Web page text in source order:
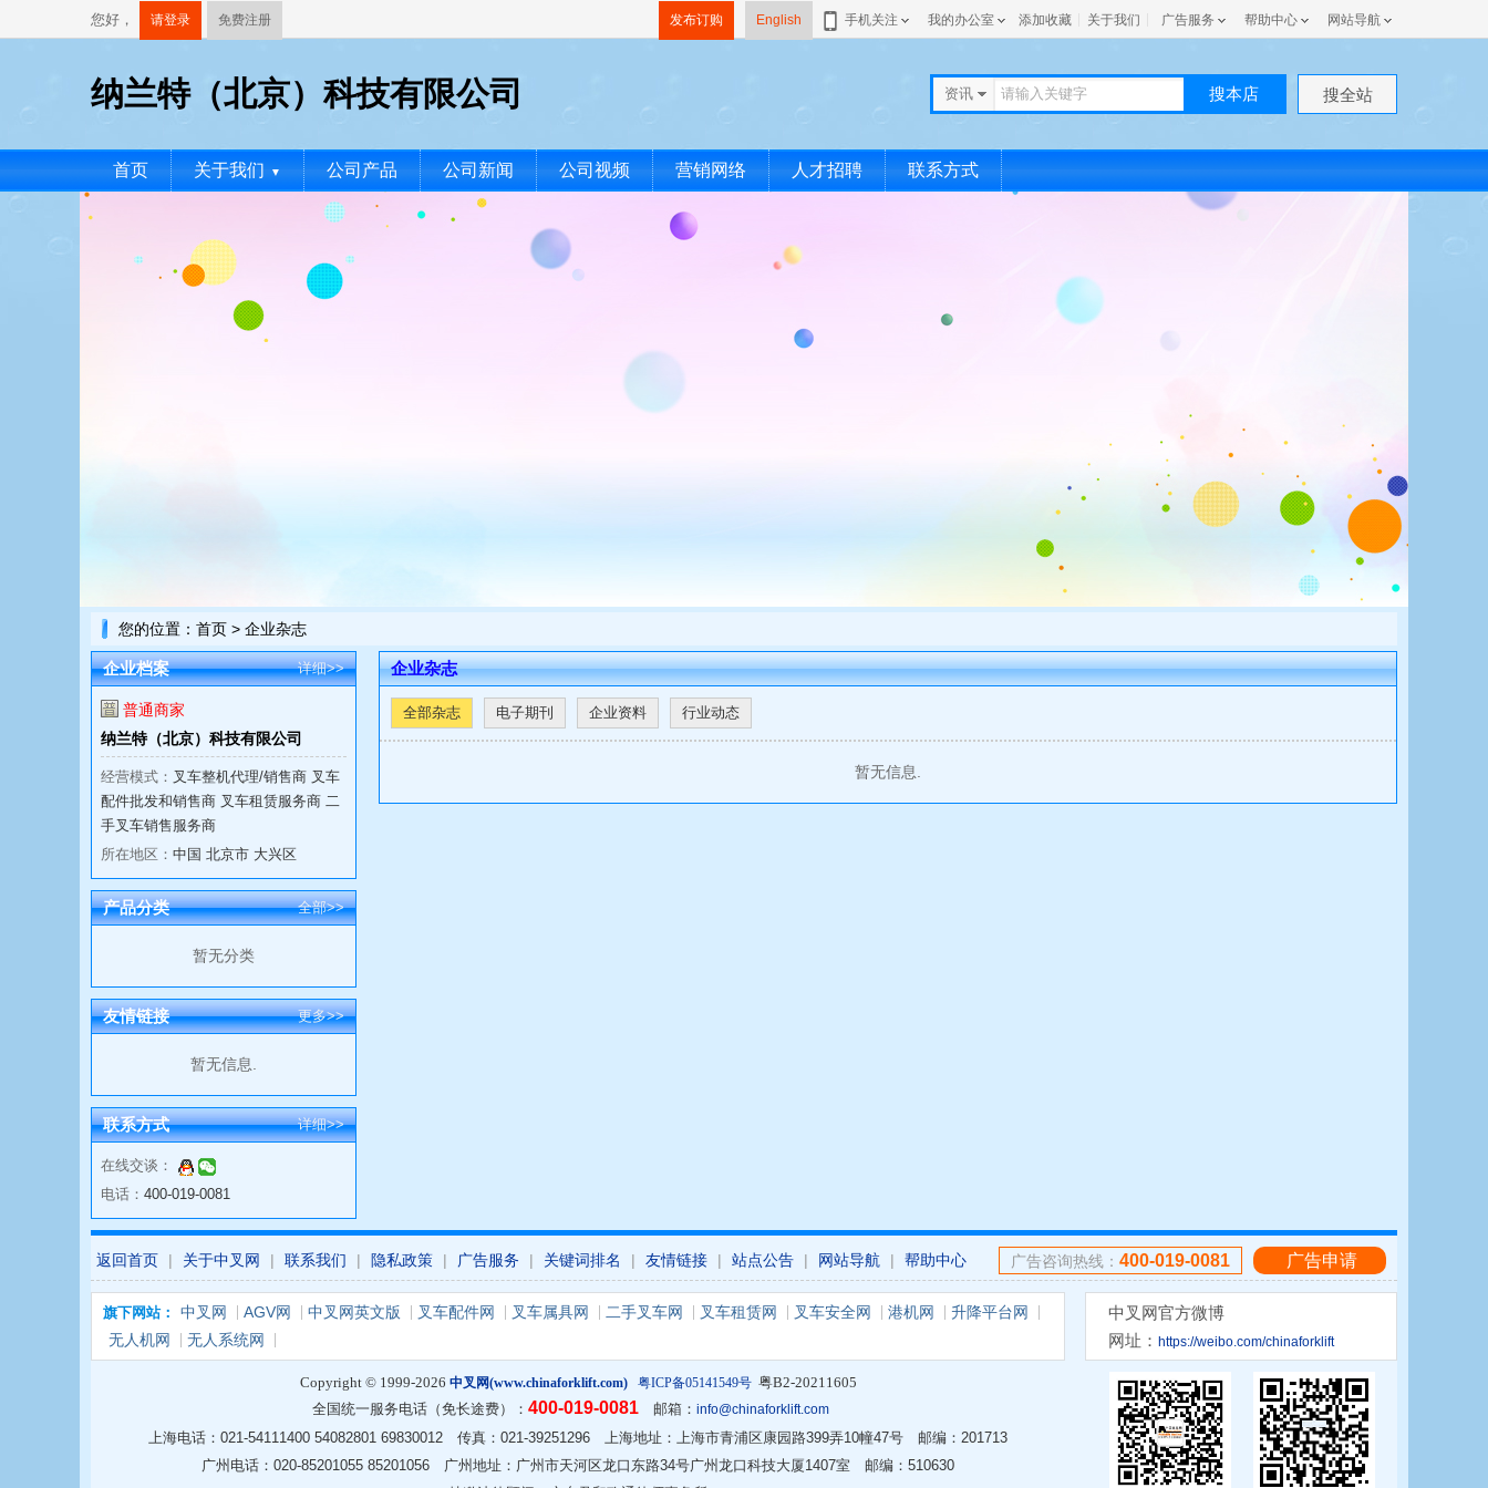
您好， 请登录 免费注册 发布订购 English 手机关注 我的办公室 添加收藏 关于我们 广告服务 帮助中心 网站导航
纳兰特（北京）科技有限公司 资讯 搜本店 搜全站
首页 关于我们 ▼ 公司产品 公司新闻 公司视频 营销网络 人才招聘 联系方式
您的位置： 首页 > 企业杂志
企业档案 详细>>
普通商家
纳兰特（北京）科技有限公司
经营模式： 叉车整机代理/销售商 叉车
配件批发和销售商 叉车租赁服务商 二
手叉车销售服务商
所在地区： 中国 北京市 大兴区
产品分类 全部>>
暂无分类
友情链接 更多>>
暂无信息.
联系方式 详细>>
在线交谈：
电话： 400-019-0081
企业杂志
全部杂志 电子期刊 企业资料 行业动态
暂无信息.
返回首页 | 关于中叉网 | 联系我们 | 隐私政策 | 广告服务 | 关键词排名 | 友情链接 | 站点公告 | 网站导航 | 帮助中心 广告咨询热线： 400-019-0081 广告申请
旗下网站： 中叉网 AGV网 中叉网英文版 叉车配件网 叉车属具网 二手叉车网 叉车租赁网 叉车安全网 港机网
升降平台网
无人机网
无人系统网
中叉网官方微博
网址： https://weibo.com/chinaforklift
Copyright © 1999-2026 中叉网(www.chinaforklift.com) 粤ICP备05141549号粤B2-20211605
全国统一服务电话（免长途费）： 400-019-0081 邮箱： info@chinaforklift.com
上海电话：021-54111400 54082801 69830012 传真：021-39251296 上海地址：上海市青浦区康园路399弄10幢47号 邮编：201713
广州电话：020-85201055 85201056 广州地址：广州市天河区龙口东路34号广州龙口科技大厦1407室 邮编：510630